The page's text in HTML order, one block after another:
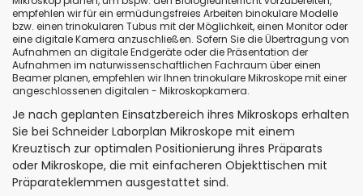
empfehlen wir für ein ermüdungsfreies Arbeiten binokulare Modelle
bzw. einen trinokularen Tubus mit der Möglichkeit, einen Monitor oder
eine digitale Kamera anzuschließen. Sofern Sie die Übertragung von
Aufnahmen an digitale Endgeräte oder die Präsentation der
Aufnahmen im naturwissenschaftlichen Fachraum über einen
Beamer planen, empfehlen wir Ihnen trinokulare Mikroskope mit einer
angeschlossenen digitalen - Mikroskopkamera.
Je nach geplanten Einsatzbereich ihres Mikroskops erhalten
Sie bei Schneider Laborplan Mikroskope mit einem
Kreuztisch zur optimalen Positionierung ihres Präparats
oder Mikroskope, die mit einfacheren Objekttischen mit
Präparateklemmen ausgestattet sind.